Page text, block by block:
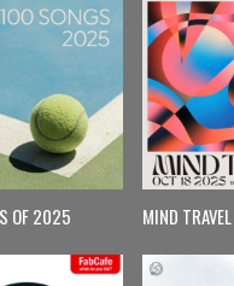
OF 2025 MIND TRAVEL